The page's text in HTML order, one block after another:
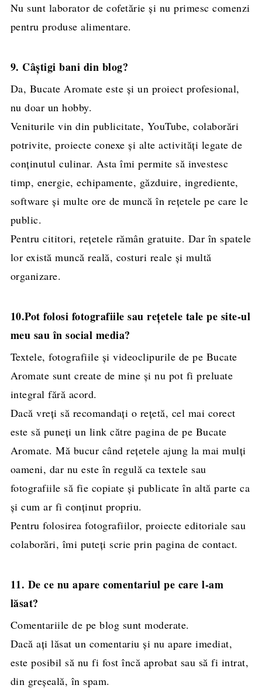
Nu sunt laborator de cofetărie și nu primesc comenzi
pentru produse alimentare.
9. Câștigi bani din blog?
Da, Bucate Aromate este și un proiect profesional,
nu doar un hobby.
Veniturile vin din publicitate, YouTube, colaborări
potrivite, proiecte conexe și alte activități legate de
conținutul culinar. Asta îmi permite să investesc
timp, energie, echipamente, găzduire, ingrediente,
software și multe ore de muncă în rețetele pe care le
public.
Pentru cititori, rețetele rămân gratuite. Dar în spatele
lor există muncă reală, costuri reale și multă
organizare.
10.Pot folosi fotografiile sau rețetele tale pe site-ul
meu sau în social media?
Textele, fotografiile și videoclipurile de pe Bucate
Aromate sunt create de mine și nu pot fi preluate
integral fără acord.
Dacă vreți să recomandați o rețetă, cel mai corect
este să puneți un link către pagina de pe Bucate
Aromate. Mă bucur când rețetele ajung la mai mulți
oameni, dar nu este în regulă ca textele sau
fotografiile să fie copiate și publicate în altă parte ca
și cum ar fi conținut propriu.
Pentru folosirea fotografiilor, proiecte editoriale sau
colaborări, îmi puteți scrie prin pagina de contact.
11. De ce nu apare comentariul pe care l-am
lăsat?
Comentariile de pe blog sunt moderate.
Dacă ați lăsat un comentariu și nu apare imediat,
este posibil să nu fi fost încă aprobat sau să fi intrat,
din greșeală, în spam.